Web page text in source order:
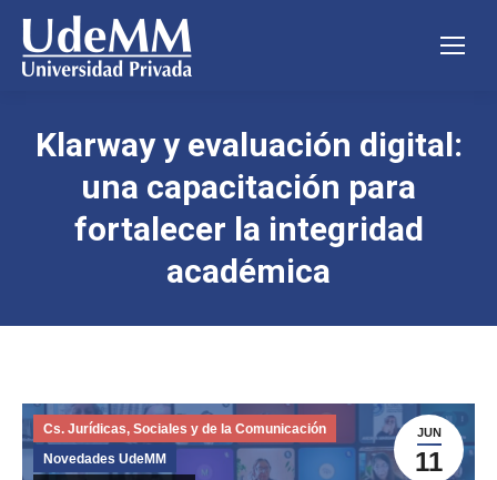
Klarway y evaluación digital:
una capacitación para
fortalecer la integridad
académica
JUN
11
Cs. Jurídicas, Sociales y de la Comunicación
Novedades UdeMM